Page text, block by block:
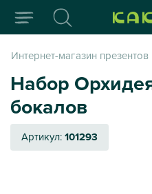
Интернет-магазин
Набор
бокалов
Артикул:101293